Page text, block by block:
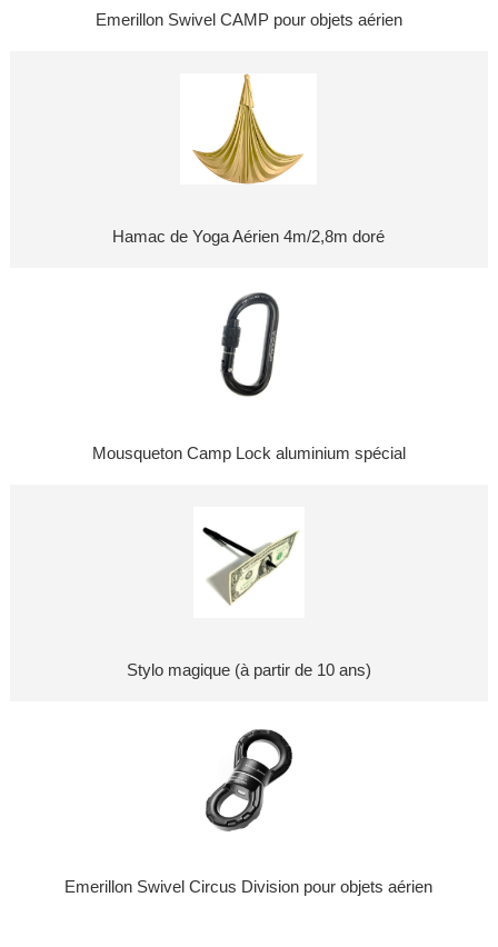
Emerillon Swivel CAMP pour objets aérien
Hamac de Yoga Aérien 4m/2,8m doré
Mousqueton Camp Lock aluminium spécial
Stylo magique (à partir de 10 ans)
Emerillon Swivel Circus Division pour objets aérien